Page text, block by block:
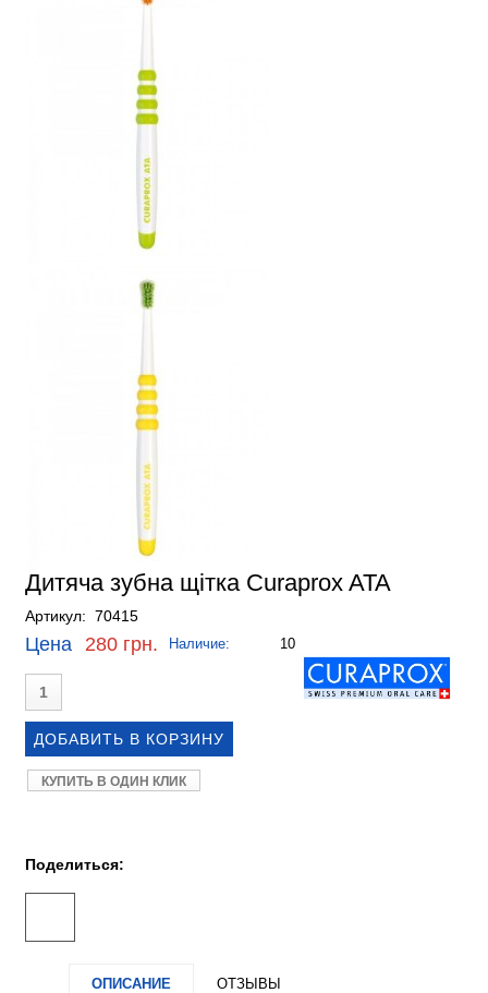
Дитяча зубна щітка Сuraprox ATA
Артикул: 70415
Цена 280 грн. Наличие: 10
КУПИТЬ В ОДИН КЛИК
Поделиться:
ОПИСАНИЕ ОТЗЫВЫ